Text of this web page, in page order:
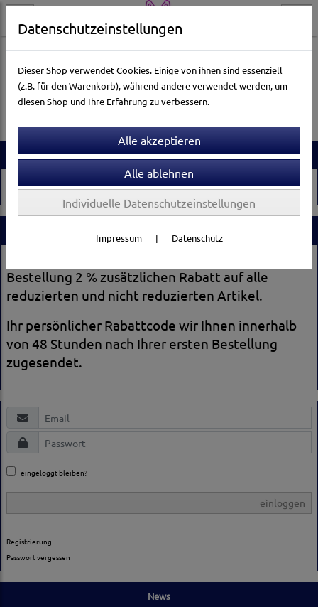
Artikelsuche
Es wurden leider keine Produkte gefunden.
Bestellung 2 % zusätzlichen Rabatt auf alle
reduzierten und nicht reduzierten Artikel.
Ihr persönlicher Rabattcode wir Ihnen innerhalb
von 48 Stunden nach Ihrer ersten Bestellung
zugesendet.
eingeloggt bleiben?
einloggen
Registrierung
Passwort vergessen
News
Datenschutzeinstellungen
Dieser Shop verwendet Cookies. Einige von ihnen sind essenziell
(z.B. für den Warenkorb), während andere verwendet werden, um
diesen Shop und Ihre Erfahrung zu verbessern.
Individuelle Datenschutzeinstellungen
Impressum | Datenschutz